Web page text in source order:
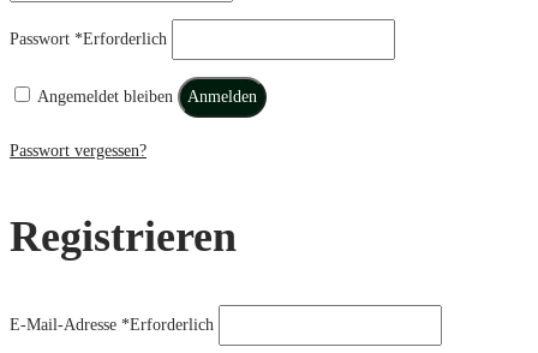
Passwort *Erforderlich
Angemeldet bleiben Anmelden
Passwort vergessen?
Registrieren
E-Mail-Adresse *Erforderlich